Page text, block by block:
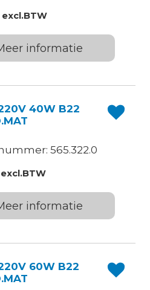
informatie
40W B22
565.322.0
informatie
60W B22